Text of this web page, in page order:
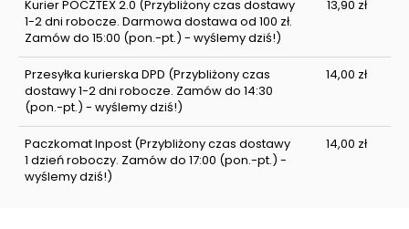
Kurier POCZTEX 2.0 (Przybliżony czas dostawy
1-2 dni robocze. Darmowa dostawa od 100 zł.
Zamów do 15:00 (pon.-pt.) - wyślemy dziś!)
13,90 zł
Przesyłka kurierska DPD (Przybliżony czas
dostawy 1-2 dni robocze. Zamów do 14:30
(pon.-pt.) - wyślemy dziś!)
14,00 zł
Paczkomat Inpost(Przybliżony czas dostawy
1 dzień roboczy. Zamów do 17:00 (pon.-pt.) -
wyślemy dziś!)
14,00 zł